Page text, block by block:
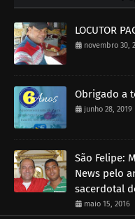
LOCUTOR
novembro 30,
Obrigado a
junho 28, 2019
São Felipe:
News pelo
sacerdotal
maio 15, 2016